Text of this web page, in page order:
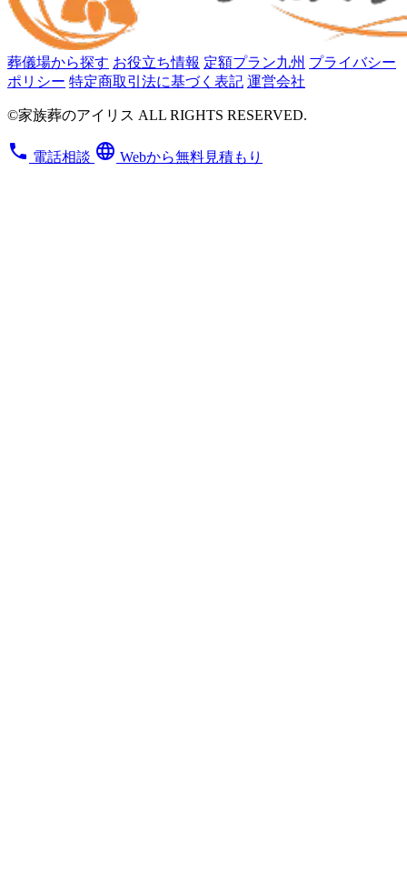
葬儀場から探す お役立ち情報 定額プラン九州 プライバシー
ポリシー 特定商取引法に基づく表記 運営会社
©家族葬のアイリス ALL RIGHTS RESERVED.
phone 電話相談 language Webから無料見積もり